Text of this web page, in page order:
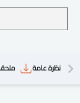
نظرة عامة